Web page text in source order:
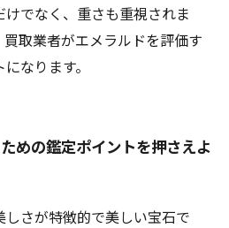
でなく、重さも重視されま
取業者がエメラルドを評価す
なります。
めの鑑定ポイントを押さえよ
さが特徴的で美しい宝石で